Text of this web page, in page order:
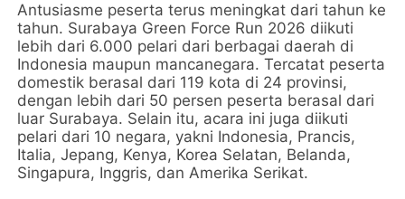
Antusiasme peserta terus meningkat dari tahun ke
tahun. Surabaya Green Force Run 2026 diikuti
lebih dari 6.000 pelari dari berbagai daerah di
Indonesia maupun mancanegara. Tercatat peserta
domestik berasal dari 119 kota di 24 provinsi,
dengan lebih dari 50 persen peserta berasal dari
luar Surabaya. Selain itu, acara ini juga diikuti
pelari dari 10 negara, yakni Indonesia, Prancis,
Italia, Jepang, Kenya, Korea Selatan, Belanda,
Singapura, Inggris, dan Amerika Serikat.